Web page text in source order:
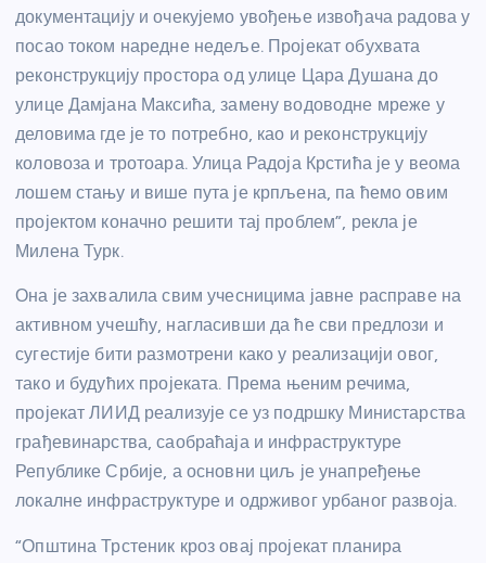
документацију и очекујемо увођење извођача радова у
посао током наредне недеље. Пројекат обухвата
реконструкцију простора од улице Цара Душана до
улице Дамјана Максића, замену водоводне мреже у
деловима где је то потребно, као и реконструкцију
коловоза и тротоара. Улица Радоја Крстића је у веома
лошем стању и више пута је крпљена, па ћемо овим
пројектом коначно решити тај проблем”, рекла је
Милена Турк.
Она је захвалила свим учесницима јавне расправе на
активном учешћу, нагласивши да ће сви предлози и
сугестије бити размотрени како у реализацији овог,
тако и будућих пројеката. Према њеним речима,
пројекат ЛИИД реализује се уз подршку Министарства
грађевинарства, саобраћаја и инфраструктуре
Републике Србије, а основни циљ је унапређење
локалне инфраструктуре и одрживог урбаног развоја.
“Општина Трстеник кроз овај пројекат планира